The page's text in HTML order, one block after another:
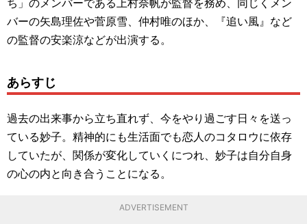
バーの矢島理佐や菅原雪、仲村唯のほか、『追い風』など
の監督の安楽涼などが出演する。
あらすじ
過去の出来事から立ち直れず、今をやり過ごす日々を送っ
ている妙子。精神的にも生活面でも恋人のコタロウに依存
していたが、関係が変化していくにつれ、妙子は自分自身
の心の内と向き合うことになる。
ADVERTISEMENT